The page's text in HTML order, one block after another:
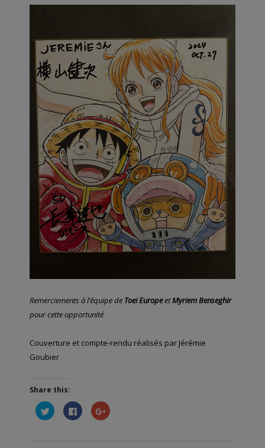
Remerciements à l’équipe de Toei EuropeetMyriem Benseghir
pour cette opportunité
Couverture et compte-rendu réalisés par Jérémie
Goubier
Share this:
Cliquez
pour
partager
Cliquez
pour
partager
Cliquez
pour